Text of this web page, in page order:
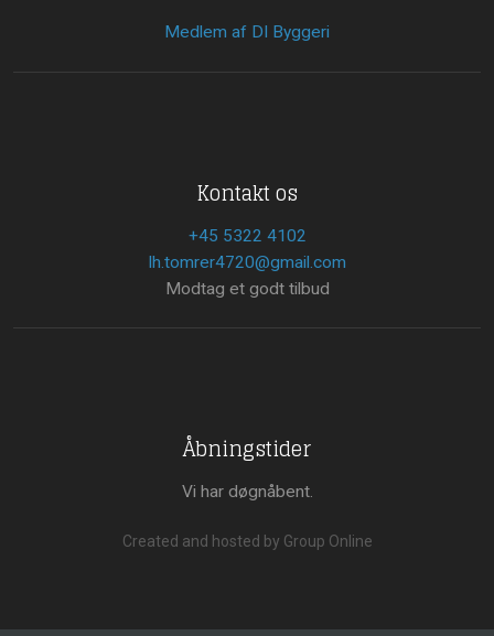
Medlem af DI Byggeri
Kontakt os
+45 5322 4102
lh.tomrer4720@gmail.com
Modtag et godt tilbud
Åbningstider
Vi har døgnåbent.
Created and hosted by Group Online